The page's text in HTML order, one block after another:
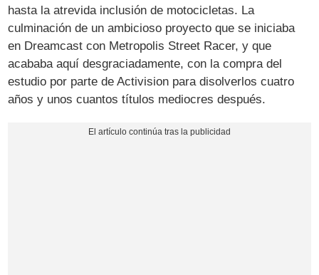
hasta la atrevida inclusión de motocicletas. La
culminación de un ambicioso proyecto que se iniciaba
en Dreamcast con Metropolis Street Racer, y que
acababa aquí desgraciadamente, con la compra del
estudio por parte de Activision para disolverlos cuatro
años y unos cuantos títulos mediocres después.